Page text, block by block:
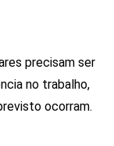
precisam ser
no trabalho,
ocorram.